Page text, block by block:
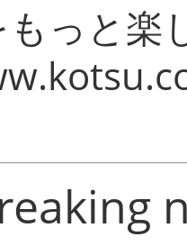
っと楽